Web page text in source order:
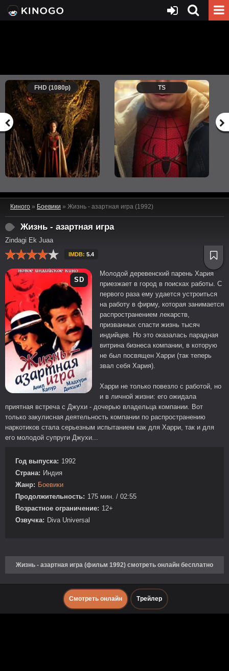
FHD (1080p) TS
Киного » Боевики » Жизнь - азартная игра (1992)
Жизнь - азартная игра
Zindagi Ek Juaa
IMDB: 5.4
SD
Молодой деревенский парень Хария
приезжает в город в поисках работы. С
первого раза ему удается устроиться
на работу в фирму, которая занимается
распространением лекарств,
призванных спасти жизнь тысяч
индийцев. Но это оказалась парадная
витрина бизнеса компании, в которую
не был посвящен Харри (так теперь
звал себя Хария).
Харри не только повезло с работой, но
и в личной жизни: его ожидала
приятная встреча с Джухи - дочерью владельца компании. Вот
только закулисная деятельность компании по распространению
наркотиков стала серьезным испытанием как для Харри, так и для
его молодой супруги Джухи...
Год выпуска: 1992
Страна: Индия
Жанр: Боевики
Продолжительность: 175 мин. / 02:55
Возрастное ограничение: 12+
Озвучка: Diva Universal
Жизнь - азартная игра (фильм 1992) смотреть онлайн бесплатно
Смотреть онлайн Трейлер